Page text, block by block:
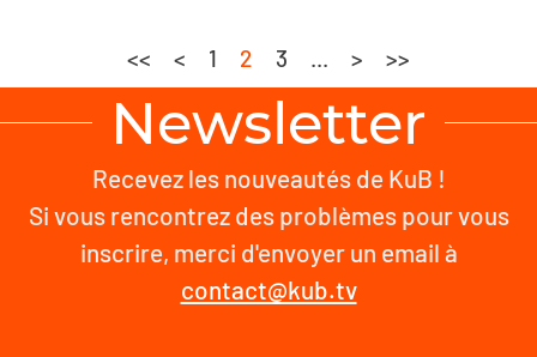
<< < 1 2 3 ... > >>
Newsletter
Recevez les nouveautés de KuB !
Si vous rencontrez des problèmes pour vous
inscrire, merci d'envoyer un email à
contact@kub.tv